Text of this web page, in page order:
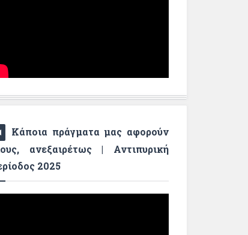
Κάποια πράγματα μας αφορούν
ανεξαιρέτως | Αντιπυρική
2025